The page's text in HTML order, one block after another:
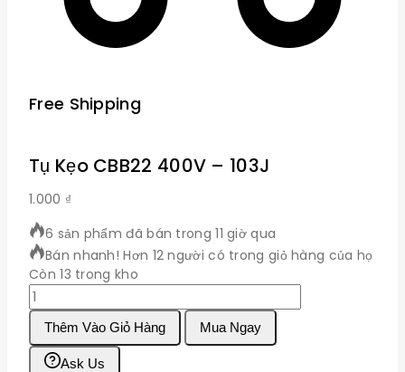
Free Shipping
Tụ Kẹo CBB22 400V – 103J
1.000 ₫
6 sản phẩm đã bán trong 11 giờ qua
Bán nhanh! Hơn 12 người có trong giỏ hàng của họ
Còn 13 trong kho
Tụ
Kẹo
CBB22
400V
Thêm Vào Giỏ Hàng Mua Ngay
Ask Us